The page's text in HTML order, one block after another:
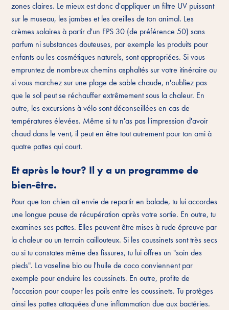
zones claires. Le mieux est donc d'appliquer un filtre UV puissant
sur le museau, les jambes et les oreilles de ton animal. Les
crèmes solaires à partir d'un FPS 30 (de préférence 50) sans
parfum ni substances douteuses, par exemple les produits pour
enfants ou les cosmétiques naturels, sont appropriées. Si vous
empruntez de nombreux chemins asphaltés sur votre itinéraire ou
si vous marchez sur une plage de sable chaude, n'oubliez pas
que le sol peut se réchauffer extrêmement sous la chaleur. En
outre, les excursions à vélo sont déconseillées en cas de
températures élevées. Même si tu n'as pas l'impression d'avoir
chaud dans le vent, il peut en être tout autrement pour ton ami à
quatre pattes qui court.
Et après le tour? Il y a un programme de
bien-être.
Pour que ton chien ait envie de repartir en balade, tu lui accordes
une longue pause de récupération après votre sortie. En outre, tu
examines ses pattes. Elles peuvent être mises à rude épreuve par
la chaleur ou un terrain caillouteux. Si les coussinets sont très secs
ou si tu constates même des fissures, tu lui offres un "soin des
pieds". La vaseline bio ou l'huile de coco conviennent par
exemple pour enduire les coussinets. En outre, profite de
l'occasion pour couper les poils entre les coussinets. Tu protèges
ainsi les pattes attaquées d'une inflammation due aux bactéries.